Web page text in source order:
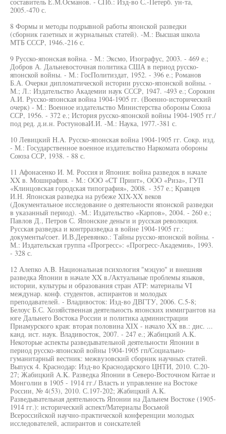
2005.-470 с.
8 Формы и методы подрывной работы японской разведки
(сборник газетных и журнальных статей). -М.: Высшая школа
МТБ СССР, 1946.-216 с.
9 Русско-японская война. - М.: Эксмо, Изографус, 2003. - 469 е.;
Добров А. Дальневосточная политика США в период русско-
японской войны. - М.: ГосПолитиздат, 1952. - 396 е.; Романов
Б.А. Очерки дипломатической истории русско-японской войны. -
М.; Л.: Издательство Академии наук СССР, 1947. -493 е.; Сорокин
А.И. Русско-японская война 1904-1905 гг. (Военно-исторический
очерк) - М.: Военное издательство Министерства обороны Союза
ССР, 1956. - 372 е.; История русско-японской войны 1904-1905 гг./
под ред. д.и.н. РостуноваИ.И. -М.: Наука, 1977.-381 с.
10 Левицкий H.A. Русско-японская война 1904-1905 гг. Сокр. изд.
- М.: Государственное военное издательство Наркомата обороны
Союза ССР, 1938. - 88 с.
11 Афонасенко И. М. Россия и Япония: война разведок в начале
XX в. Мошнрафия. - М.: ООО «CT Принт», ООО «Риза», ГУП
«Клинцовская городская типография», 2008. - 357 е.; Кравцев
И.Н. Японская разведка на рубеже XIX-XX веков
(Документальное исследование о деятельности японской разведки
в указанный период). -М.: Издательство «Карпов», 2004. - 260 е.;
Павлов Д., Петров С. Японские деньги и русская революция.
Русская разведка и контрразведка в войне 1904-1905 гг.:
документы/соет. И.В.Деревянко.: Тайны русско-японской войны. -
М.: Издательская группа «Прогресс»: «Прогресс-Академия», 1993.
- 328 с.
12 Алепко A.B. Национальная психология "мэцую" и внешняя
разведка Японии в начале XX в./Актуальные проблемы языков,
истории, культуры и образования стран ATP: материалы VI
междунар. конф. студентов, аспирантов и молодых
преподавателей. - Владивосток: Изд-во ДВГТУ, 2006. С.5-8;
Белоус Б.С. Хозяйственная деятельность японских иммигрантов на
юге Дальнего Востока России и политика администрации
Приамурского края: вторая половина XIX - начало XX вв.: дис. ...
канд. ист. наук. Владивосток, 2007. - 247 е.; Жабицкий A.K.
Некоторые аспекты разведывательной деятельности Японии в
период русско-японской войны 1904-1905 гп/Социально-
гуманитарный вестник: межвузовский сборник научных статей.
Выпуск 4. Краснодар: Изд-во Краснодарского ЦНТИ, 2010. С.20-
27; Жабицкий A.K. Разведка Японии в Северо-Восточном Китае и
Монголии в 1905 - 1914 гг./ Власть и управление на Востоке
России, № 4(53), 2010. С.197-202; Жабицкий A.K.
Разведывательная деятельность Японии на Дальнем Востоке (1905-
1914 гг.): исторический аспект/Материалы Восьмой
Всероссийской научно-практической конференции молодых
исследователей, аспирантов и соискателей